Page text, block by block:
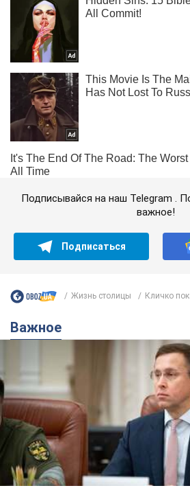
Подписывайся на наш Telegram .
важное!
Подписаться
Жизнь столицы Кличко
Важное